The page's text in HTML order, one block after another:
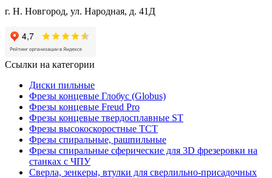
г. Н. Новгород, ул. Народная, д. 41Д
Ссылки на категории
Диски пильные
Фрезы концевые Глобус (Globus)
Фрезы концевые Freud Pro
Фрезы концевые твердосплавные ST
Фрезы высокоскоростные ТСТ
Фрезы спиральные, рашпильные
Фрезы спиральные сферические для 3D фрезеровки на
станках с ЧПУ
Сверла, зенкеры, втулки для сверлильно-присадочных